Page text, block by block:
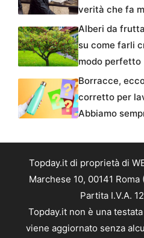
verità che fa
Alberi da
su come farli
modo perfetto
Borracce,
corretto per
Abbiamo
Topday.it di proprietà di
Marchese 10, 00141
Partita I.V.A.
Topday.it non è una
viene aggiornato senza